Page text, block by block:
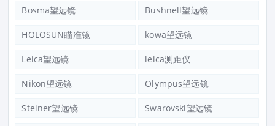
Bosma望远镜 Bushnell望远镜
HOLOSUN瞄准镜 kowa望远镜
Leica望远镜 leica测距仪
Nikon望远镜 Olympus望远镜
Steiner望远镜 Swarovski望远镜